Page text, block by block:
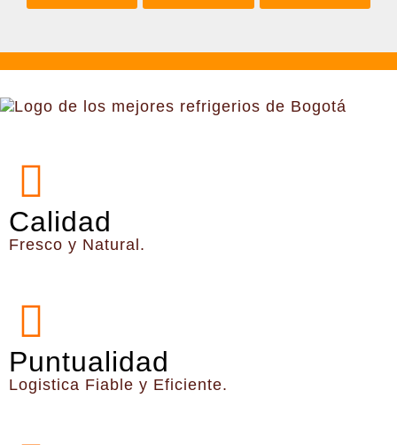
Calidad
Fresco y Natural.
Puntualidad
Logistica Fiable y Eficiente.